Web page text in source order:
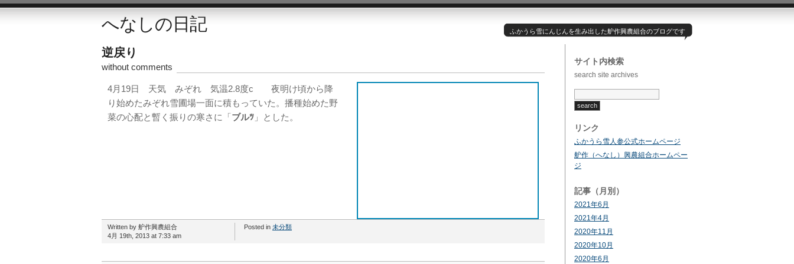
へなしの日記 ふかうら雪にんじんを生み出した舮作興農組合のブログです
逆戻り
without comments
4月19日 天気 みぞれ 気温2.8度c 夜明け頃から降
り始めたみぞれ雪圃場一面に積もっていた。播種始めた野
菜の心配と暫く振りの寒さに「ブルﾂ 」とした。
Written by 舮作興農組合
4月 19th, 2013 at 7:33 am
Posted in 未分類
サイト内検索
search site archives
リンク
ふかうら雪人参公式ホームページ
舮作（へなし）興農組合ホームペー
ジ
記事（月別）
2021年6月
2021年4月
2020年11月
2020年10月
2020年6月